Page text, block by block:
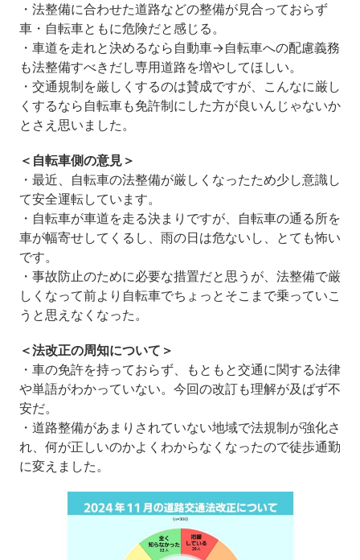
・法整備に合わせた道路などの整備が見合っておらず
車・自転車ともに危険だと感じる。
・車道を走れと決めるなら自動車→自転車への配慮義務
も法整備すべきだし専用道路を増やしてほしい。
・交通規制を厳しくするのは賛成ですが、こんなに厳し
くするなら自転車も免許制にした方が良いんじゃないか
とさえ思いました。
＜自転車側の意見＞
・最近、自転車の法整備が厳しくなったため少し意識し
て安全運転しています。
・自転車が車道を走る決まりですが、自転車の通る所を
車が幅寄せしてくるし、雨の日は危ないし、とても怖い
です。
・事故防止のために必要な措置だと思うが、法整備で厳
しくなって前より自転車でちょっとそこまで乗っていこ
うと思えなくなった。
＜法改正の周知について＞
・車の免許を持っておらず、もともと交通に関する法律
や単語がわかっていない。今回の改訂も理解が及ばず不
安だ。
・道路整備があまりされていない地域で法規制が強化さ
れ、何が正しいのかよくわからなくなったので徒歩通勤
に変えました。